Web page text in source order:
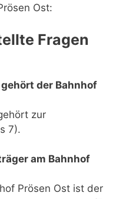
Ost:
Fragen
der Bahnhof
zur
7).
am Bahnhof
Prösen Ost ist der